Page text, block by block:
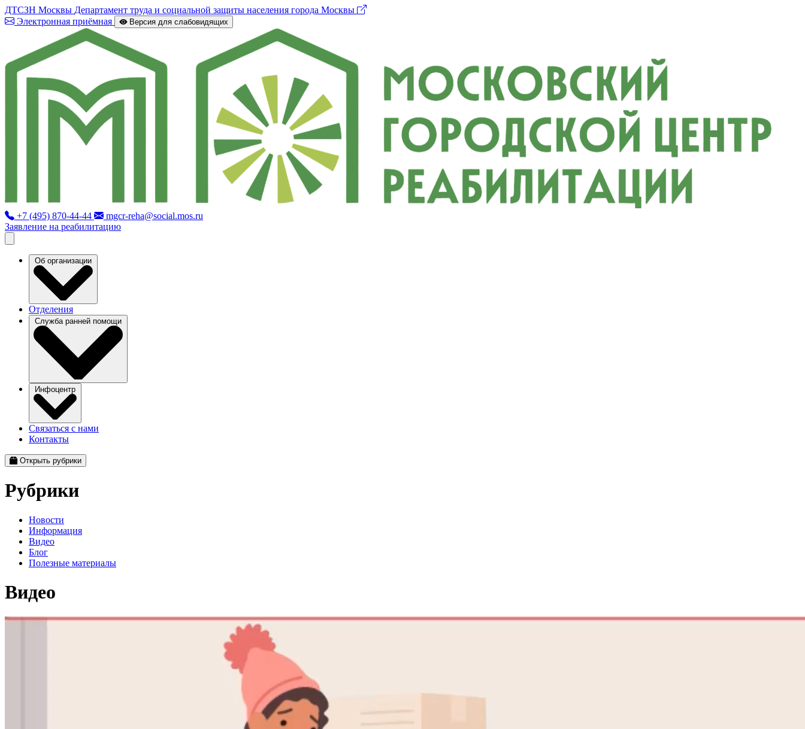
ДТСЗН Москвы Департамент труда и социальной защиты населения города Москвы
Электронная приёмная
Версия для слабовидящих
+7 (495) 870-44-44
mgcr-reha@social.mos.ru
Заявление на реабилитацию
Об организации
Отделения
Служба ранней помощи
Инфоцентр
Связаться с нами
Контакты
Открыть рубрики
Рубрики
Новости
Информация
Видео
Блог
Полезные материалы
Видео